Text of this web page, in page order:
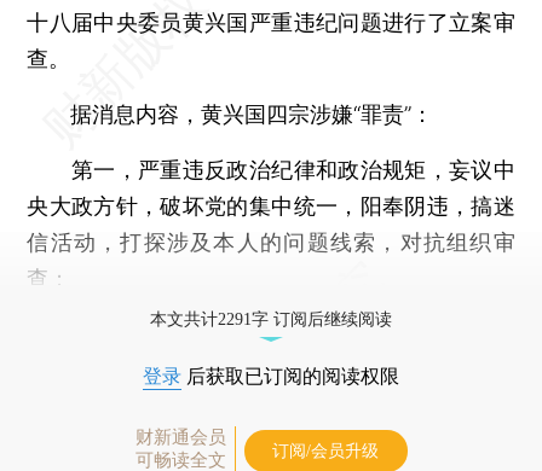
十八届中央委员黄兴国严重违纪问题进行了立案审
查。
据消息内容，黄兴国四宗涉嫌“罪责”：
第一，严重违反政治纪律和政治规矩，妄议中
央大政方针，破坏党的集中统一，阳奉阴违，搞迷
信活动，打探涉及本人的问题线索，对抗组织审
查；
本文共计2291字 订阅后继续阅读
登录 后获取已订阅的阅读权限
财新通会员
可畅读全文
订阅/会员升级